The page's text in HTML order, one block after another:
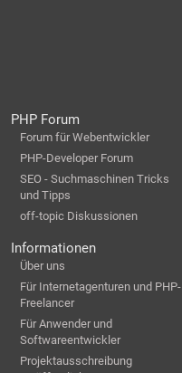
PHP Forum
Forum für Webentwickler
PHP-Developer Forum
SEO - Suchmaschinen Tricks
und Tipps
off-topic Diskussionen
Informationen
Über uns
Für Internetagenturen und PHP-
Freelancer
Für Anwender und
Softwareentwickler
Projektausschreibung